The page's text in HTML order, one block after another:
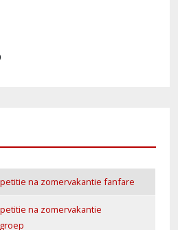
na zomervakantie fanfare
na zomervakantie